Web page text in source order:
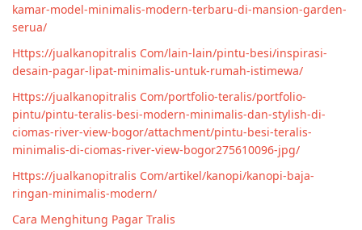
kamar-model-minimalis-modern-terbaru-di-mansion-garden-
serua/
Https://jualkanopitralis Com/lain-lain/pintu-besi/inspirasi-
desain-pagar-lipat-minimalis-untuk-rumah-istimewa/
Https://jualkanopitralis Com/portfolio-teralis/portfolio-
pintu/pintu-teralis-besi-modern-minimalis-dan-stylish-di-
ciomas-river-view-bogor/attachment/pintu-besi-teralis-
minimalis-di-ciomas-river-view-bogor275610096-jpg/
Https://jualkanopitralis Com/artikel/kanopi/kanopi-baja-
ringan-minimalis-modern/
Cara Menghitung Pagar Tralis